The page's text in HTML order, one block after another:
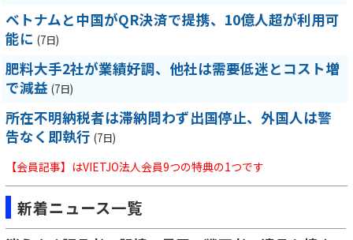
ベトナムと中国がQR決済で提携、10億人超が利用可
能に (7日)
肥料大手2社が業績好調、他社は需要低迷とコスト増
で減益 (7日)
所在不明納税者は滞納問わず出国停止、外国人は警
告なく即執行 (7日)
【会員記事】はVIETJO法人会員9つの特典の1つです
新着ニュース一覧